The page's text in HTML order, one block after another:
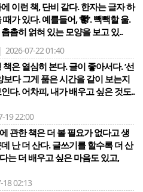
이런 책, 단비 같다. 한자는 글자 하
가 있다. 예를들어, ‘鬱‘. 빽빽할 울.
촘히 얽혀 있는 모양을 보고 있..
07-22 01:40
은 열심히 본다. 글이 좋아서다. ‘선
다 그게 품은 시간을 같이 보는지
다. 어차피, 내가 배우고 싶은 것도..
19 22:00
관한 책은 더 볼 필요가 없다고 생
난 더 산다. 글쓰기를 할수록 더 산
는 더 배우고 싶은 마음도 있고,
02:13